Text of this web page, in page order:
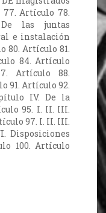
Artículo 78.
las juntas
e instalación
80. Artículo 81.
84. Artículo
Artículo 88.
91. Artículo 92.
IV. De la
95. I. II. III.
97. I. II. III.
Disposiciones
100. Artículo